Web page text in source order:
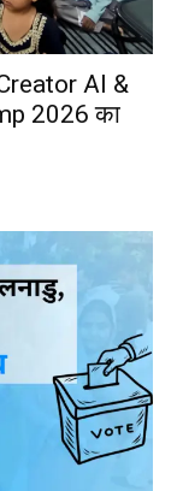
AI &
2026 का